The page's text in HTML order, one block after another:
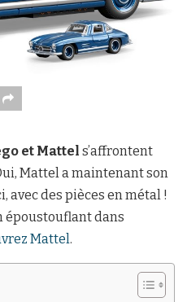
et Mattel s’affrontent
Mattel a maintenant son
avec des pièces en métal !
époustouflant dans
Mattel.